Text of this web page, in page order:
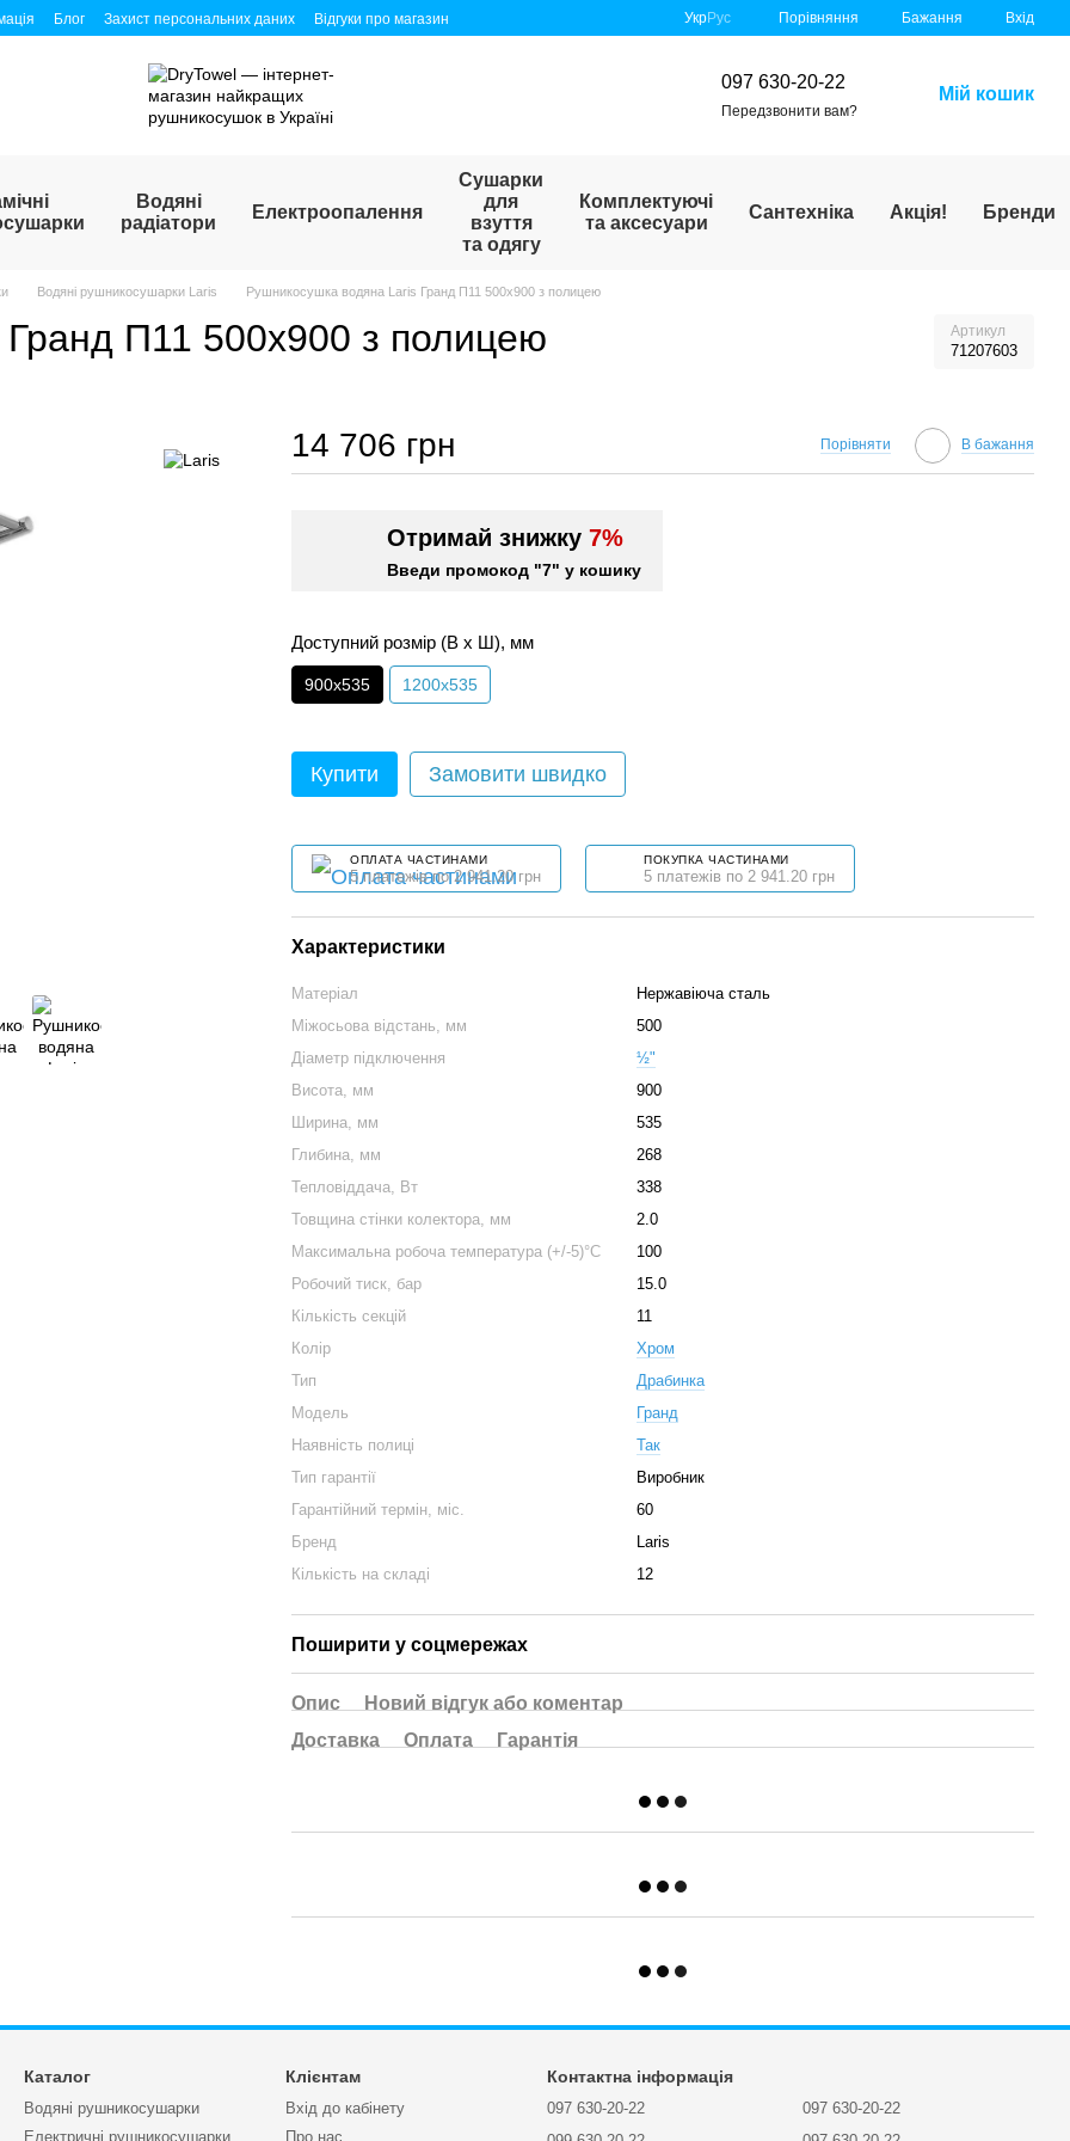
Блог Захист персональних даних
Відгуки про магазин
УкрРус Порівняння Бажання Вхід
097 630-20-22
Передзвонити вам?
Мій кошик
Водяні
радіатори
Електроопалення
Сушарки
для
взуття
та одягу
Комплектуючі
та аксесуари
Сантехніка Акція! Бренди
Водяні рушникосушарки Laris Рушникосушка водяна Laris Гранд П11 500х900 з полицею
П11 500х900 з полицею Артикул
71207603
14 706 грн Порівняти В бажання
Отримай знижку 7%
Введи промокод "7" у кошику
Доступний розмір (В x Ш), мм
900х535 1200х535
Купити Замовити швидко
ОПЛАТА ЧАСТИНАМИ
5 платежів по 2 941.20 грн
ПОКУПКА ЧАСТИНАМИ
5 платежів по 2 941.20 грн
Характеристики
Матеріал
Нержавіюча сталь
Міжосьова відстань, мм
500
Діаметр підключення
½"
Висота, мм
900
Ширина, мм
535
Глибина, мм
268
Тепловіддача, Вт
338
Товщина стінки колектора, мм
2.0
Максимальна робоча температура (+/-5)°C
100
Робочий тиск, бар
15.0
Кількість секцій
11
Колір
Хром
Тип
Драбинка
Модель
Гранд
Наявність полиці
Так
Тип гарантії
Виробник
Гарантійний термін, міс.
60
Бренд
Laris
Кількість на складі
12
Поширити у соцмережах
Опис
Новий відгук або коментар
Доставка
Оплата Гарантія
Каталог
Водяні рушникосушарки
Електричні рушникосушарки
Клієнтам
Вхід до кабінету
Про нас
Контактна інформація
097 630-20-22
097 630-20-22